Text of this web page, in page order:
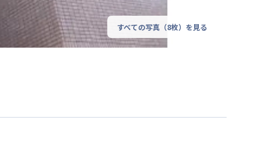
すべての写真（8枚）を見る